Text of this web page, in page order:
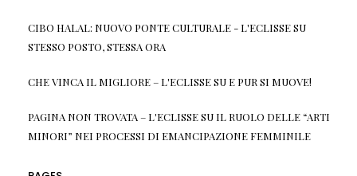
CIBO HALAL: NUOVO PONTE CULTURALE - L'ECLISSESU
STESSO POSTO, STESSA ORA
CHE VINCA IL MIGLIORE – L'ECLISSESU E PUR SI MUOVE!
PAGINA NON TROVATA – L'ECLISSESU IL RUOLO DELLE “ARTI
MINORI” NEI PROCESSI DI EMANCIPAZIONE FEMMINILE